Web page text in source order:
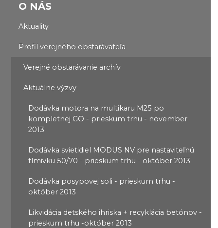
O NÁS
Aktuality
Profil verejného obstarávateľa
Verejné obstarávanie archív
Aktuálne výzvy
Dodávka motora na multikaru M25 po
kompletnej GO - prieskum trhu - november
2013
Dodávka svietidiel MODUS NV pre nastaviteľnú
tlmivku 50/70 - prieskum trhu - október 2013
Dodávka posypovej soli - prieskum trhu -
október 2013
Likvidácia detského ihriska + recyklácia betónov -
prieskum trhu -október 2013